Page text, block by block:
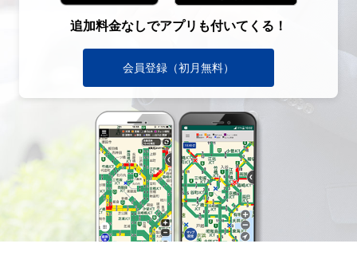
追加料金なしでアプリも付いてくる！
会員登録（初月無料）